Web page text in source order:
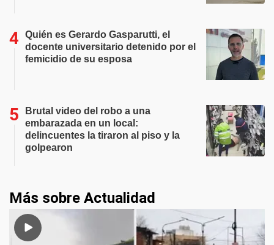
Quién es Gerardo Gasparutti, el
docente universitario detenido por el
femicidio de su esposa
Brutal video del robo a una
embarazada en un local:
delincuentes la tiraron al piso y la
golpearon
Más sobre Actualidad